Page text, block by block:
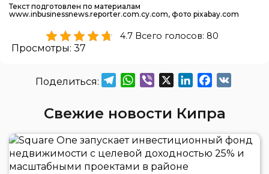
Текст подготовлен по материалам
www.inbusinessnews.reporter.com.cy.com, фото pixabay.com
4.7 Всего голосов: 80
Просмотры: 37
TelegramWhatsApp
Viber LinkedInFacebook
Свежие новости Кипра